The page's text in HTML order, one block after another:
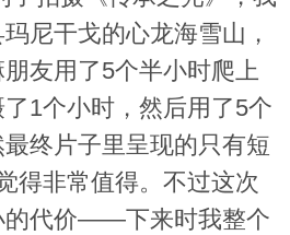
尼干戈的心龙海雪山，
友用了5个半小时爬上
1个小时，然后用了5个
终片子里呈现的只有短
得非常值得。不过这次
的代价——下来时我整个